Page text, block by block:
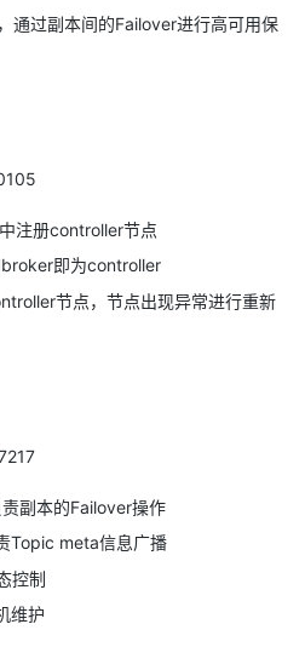
通过副本间的Failover进行高可用保
注册controller节点
即为controller
节点，节点出现异常进行重新
副本的Failover操作
Topic meta信息广播
控制
维护